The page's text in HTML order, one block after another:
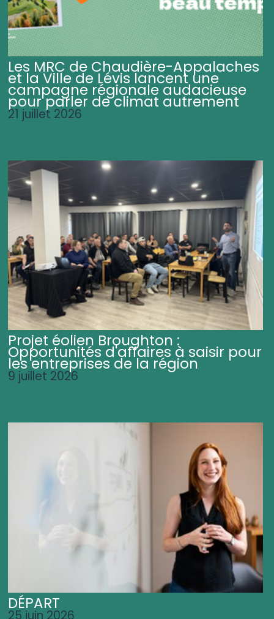
Les MRC de Chaudière-Appalaches
et la Ville de Lévis lancent une
campagne régionale audacieuse
pour parler de climat autrement
21 juillet 2026
Projet éolien Broughton :
Opportunités d'affaires à saisir pour
les entreprises de la région
9 juillet 2026
DÉPART
25 juin 2026